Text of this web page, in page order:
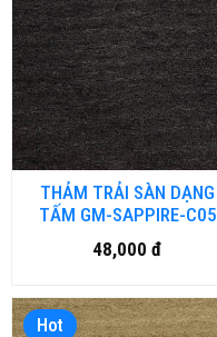
THẢM TRẢI SÀN DẠNG
TẤM GM-SAPPIRE-C05
48,000 đ
Hot